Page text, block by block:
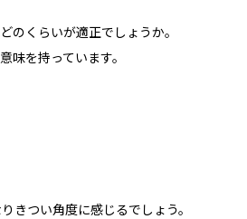
のくらいが適正でしょうか。
味を持っています。
きつい角度に感じるでしょう。